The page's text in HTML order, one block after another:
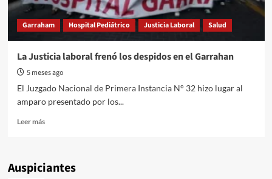
Garraham Hospital Pediátrico Justicia Laboral Salud
La Justicia laboral frenó los despidos en el Garrahan
5 meses ago
El Juzgado Nacional de Primera Instancia N° 32 hizo lugar al
amparo presentado por los...
Leer másRead
Justicia
Auspiciantes